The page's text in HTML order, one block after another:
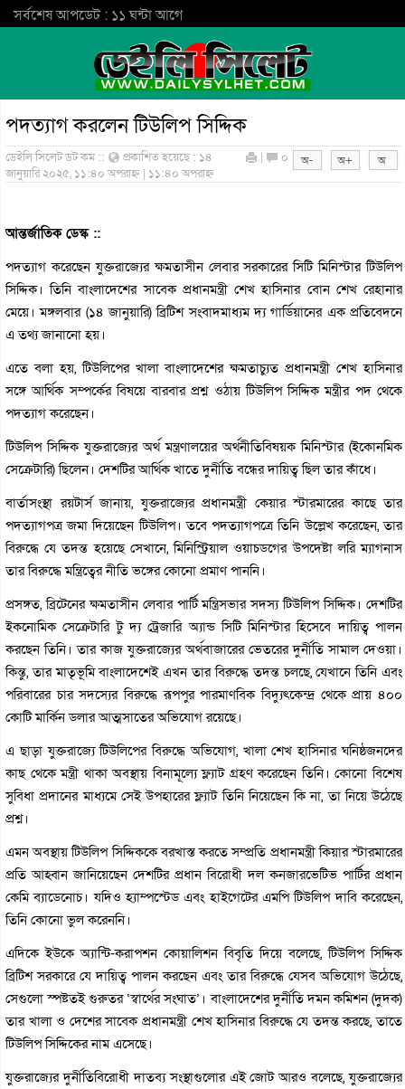
সর্বশেষ আপডেট : ১১ ঘন্টা আগে
পদত্যাগ করলেন টিউলিপ সিদ্দিক
ডেইলি সিলেট ডট কম ::
প্রকাশিত হয়েছে : ১৪
জানুয়ারি ২০২৫, ১১:৪০ অপরাহ্ন | ১১:৪০ অপরাহ্ন
| ০
আন্তর্জাতিক ডেস্ক ::
পদত্যাগ করেছেন যুক্তরাজ্যের ক্ষমতাসীন লেবার সরকারের সিটি মিনিস্টার টিউলিপ
সিদ্দিক। তিনি বাংলাদেশের সাবেক প্রধানমন্ত্রী শেখ হাসিনার বোন শেখ রেহানার
মেয়ে। মঙ্গলবার (১৪ জানুয়ারি) ব্রিটিশ সংবাদমাধ্যম দ্য গার্ডিয়ানের এক প্রতিবেদনে
এ তথ্য জানানো হয়।
এতে বলা হয়, টিউলিপের খালা বাংলাদেশের ক্ষমতাচ্যুত প্রধানমন্ত্রী শেখ হাসিনার
সঙ্গে আর্থিক সম্পর্কের বিষয়ে বারবার প্রশ্ন ওঠায় টিউলিপ সিদ্দিক মন্ত্রীর পদ থেকে
পদত্যাগ করেছেন।
টিউলিপ সিদ্দিক যুক্তরাজ্যের অর্থ মন্ত্রণালয়ের অর্থনীতিবিষয়ক মিনিস্টার (ইকোনমিক
সেক্রেটারি) ছিলেন। দেশটির আর্থিক খাতে দুর্নীতি বন্ধের দায়িত্ব ছিল তার কাঁধে।
বার্তাসংস্থা রয়টার্স জানায়, যুক্তরাজ্যের প্রধানমন্ত্রী কেয়ার স্টারমারের কাছে তার
পদত্যাগপত্র জমা দিয়েছেন টিউলিপ। তবে পদত্যাগপত্রে তিনি উল্লেখ করেছেন, তার
বিরুদ্ধে যে তদন্ত হয়েছে সেখানে, মিনিস্ট্রিয়াল ওয়াচডগের উপদেষ্টা লরি ম্যাগনাস
তার বিরুদ্ধে মন্ত্রিত্বের নীতি ভঙ্গের কোনো প্রমাণ পাননি।
প্রসঙ্গত, ব্রিটেনের ক্ষমতাসীন লেবার পার্টি মন্ত্রিসভার সদস্য টিউলিপ সিদ্দিক। দেশটির
ইকনোমিক সেক্রেটারি টু দ্য ট্রেজারি অ্যান্ড সিটি মিনিস্টার হিসেবে দায়িত্ব পালন
করছেন তিনি। তার কাজ যুক্তরাজ্যের অর্থবাজারের ভেতরের দুর্নীতি সামাল দেওয়া।
কিন্তু, তার মাতৃভূমি বাংলাদেশেই এখন তার বিরুদ্ধে তদন্ত চলছে, যেখানে তিনি এবং
পরিবারের চার সদস্যের বিরুদ্ধে রূপপুর পারমাণবিক বিদ্যুৎকেন্দ্র থেকে প্রায় ৪০০
কোটি মার্কিন ডলার আত্মসাতের অভিযোগ রয়েছে।
এ ছাড়া যুক্তরাজ্যে টিউলিপের বিরুদ্ধে অভিযোগ, খালা শেখ হাসিনার ঘনিষ্ঠজনদের
কাছ থেকে মন্ত্রী থাকা অবস্থায় বিনামূল্যে ফ্ল্যাট গ্রহণ করেছেন তিনি। কোনো বিশেষ
সুবিধা প্রদানের মাধ্যমে সেই উপহারের ফ্ল্যাট তিনি নিয়েছেন কি না, তা নিয়ে উঠেছে
প্রশ্ন।
এমন অবস্থায় টিউলিপ সিদ্দিককে বরখাস্ত করতে সম্প্রতি প্রধানমন্ত্রী কিয়ার স্টারমারের
প্রতি আহ্বান জানিয়েছেন দেশটির প্রধান বিরোধী দল কনজারভেটিভ পার্টির প্রধান
কেমি ব্যাডেনোচ। যদিও হ্যাম্পস্টেড এবং হাইগেটের এমপি টিউলিপ দাবি করেছেন,
তিনি কোনো ভুল করেননি।
এদিকে ইউকে অ্যান্টি-করাপশন কোয়ালিশন বিবৃতি দিয়ে বলেছে, টিউলিপ সিদ্দিক
ব্রিটিশ সরকারে যে দায়িত্ব পালন করছেন এবং তার বিরুদ্ধে যেসব অভিযোগ উঠেছে,
সেগুলো স্পষ্টতই গুরুতর ‘স্বার্থের সংঘাত’। বাংলাদেশের দুর্নীতি দমন কমিশন (দুদক)
তার খালা ও দেশের সাবেক প্রধানমন্ত্রী শেখ হাসিনার বিরুদ্ধে যে তদন্ত করছে, তাতে
টিউলিপ সিদ্দিকের নাম এসেছে।
যুক্তরাজ্যের দুর্নীতিবিরোধী দাতব্য সংস্থাগুলোর এই জোট আরও বলেছে, যুক্তরাজ্যের